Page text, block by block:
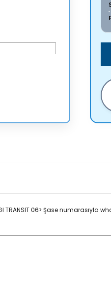
TRANSIT 06> Şase